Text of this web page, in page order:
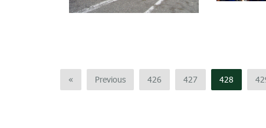
« Previous 426 427 428